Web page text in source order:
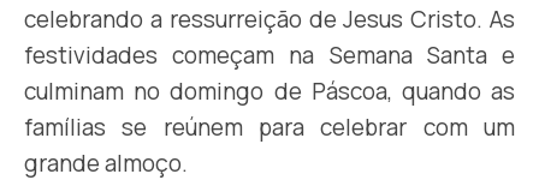
celebrando a ressurreição de Jesus Cristo. As
festividades começam na Semana Santa e
culminam no domingo de Páscoa, quando as
famílias se reúnem para celebrar com um
grande almoço.